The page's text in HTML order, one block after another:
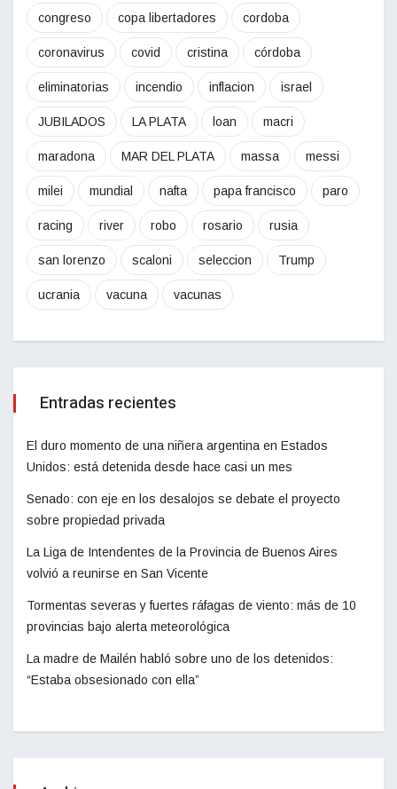
congreso copa libertadores cordoba
coronavirus covid cristina córdoba
eliminatorias incendio inflacion israel
JUBILADOS LA PLATA loan macri
maradona MAR DEL PLATA massa messi
milei mundial nafta papa francisco paro
racing river robo rosario rusia
san lorenzo scaloni seleccion Trump
ucrania vacuna vacunas
Entradas recientes
El duro momento de una niñera argentina en Estados
Unidos: está detenida desde hace casi un mes
Senado: con eje en los desalojos se debate el proyecto
sobre propiedad privada
La Liga de Intendentes de la Provincia de Buenos Aires
volvió a reunirse en San Vicente
Tormentas severas y fuertes ráfagas de viento: más de 10
provincias bajo alerta meteorológica
La madre de Mailén habló sobre uno de los detenidos:
“Estaba obsesionado con ella”